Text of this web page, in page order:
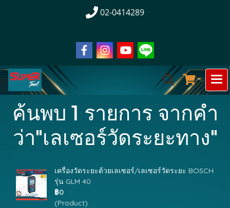
02-0414289
ค้นพบ 1 รายการ จากคำ
ว่า"เลเซอร์วัดระยะทาง"
เครื่องวัดระยะด้วยเลเซอร์/เลเซอร์วัดระยะ BOSCH
รุ่น GLM 40
฿0
(Product)